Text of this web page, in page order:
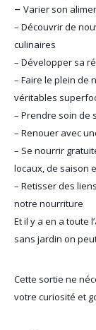
– Varier son
– Découvrir de
culinaires
– Développer sa
– Faire le plein de
véritables
– Prendre soin de
– Renouer avec
– Se nourrir
locaux, de saison
– Retisser des
notre nourriture
Et il y a en a toute
sans jardin on
Cette sortie ne
votre curiosité et